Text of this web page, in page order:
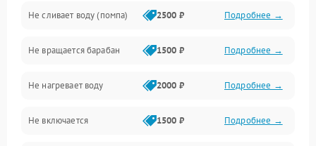
Водоснабжение
Слив
Программное обеспечение
Не сливает воду (помпа) 2500 ₽ Подробнее →
Не вращается барабан 1500 ₽ Подробнее →
Не нагревает воду 2000 ₽ Подробнее →
Не включается 1500 ₽ Подробнее →